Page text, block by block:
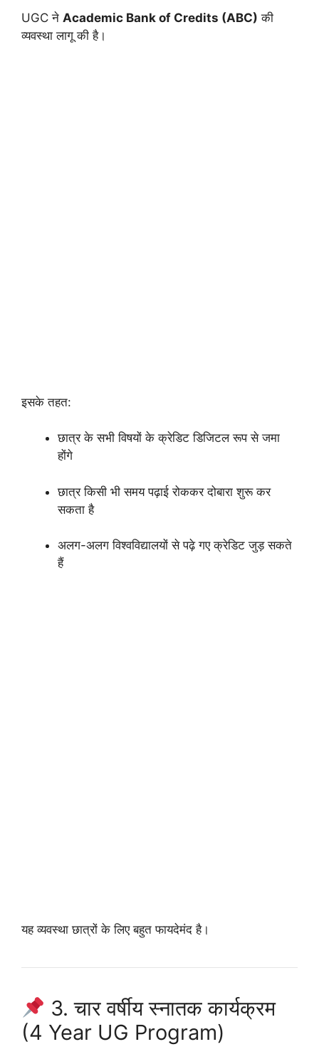
UGC ने Academic Bank of Credits (ABC) की
व्यवस्था लागू की है।
इसके तहत:
छात्र के सभी विषयों के क्रेडिट डिजिटल रूप से जमा
होंगे
छात्र किसी भी समय पढ़ाई रोककर दोबारा शुरू कर
सकता है
अलग-अलग विश्वविद्यालयों से पढ़े गए क्रेडिट जुड़ सकते
हैं
यह व्यवस्था छात्रों के लिए बहुत फायदेमंद है।
3. चार वर्षीय स्नातक कार्यक्रम
(4 Year UG Program)